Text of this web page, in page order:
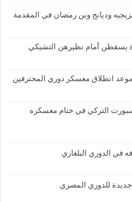
يسقطن أمام نظيرهن التشيكي
انطلاق معسكر دوري المحترفين
سبورت التركي في ختام معسكره
في الدوري البلغاري